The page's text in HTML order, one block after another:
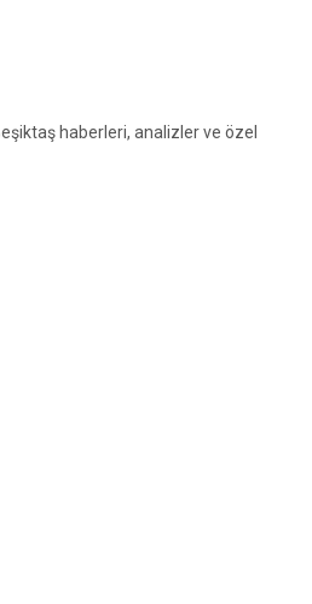
haberleri, analizler ve özel